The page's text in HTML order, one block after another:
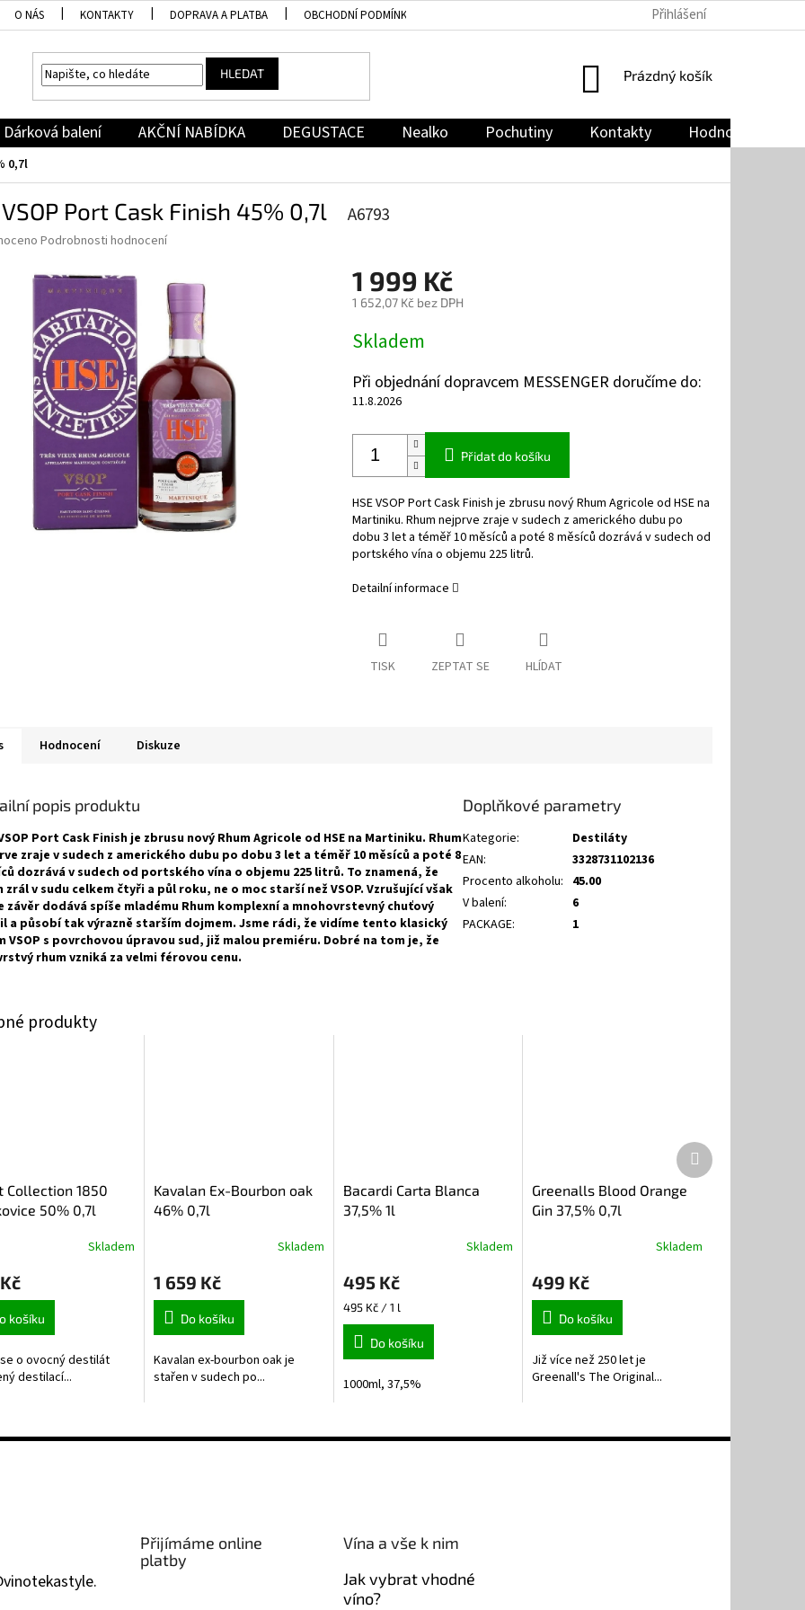
O NÁS KONTAKTY DOPRAVA A PLATBA OBCHODNÍ PODMÍNKY JAK NAKUPOVAT
Přihlášení
HLEDAT
NÁKUPNÍ
Prázdný košík
Dárková balení AKČNÍ NABÍDKA DEGUSTACE Nealko Pochutiny Kontakty Hodnocení
0,7l
VSOP Port Cask Finish 45% 0,7l A6793
Podrobnosti hodnocení
1 999 Kč
1 652,07 Kč bez DPH
cena:
Skladem
Při objednání dopravcem MESSENGER doručíme do:
11.8.2026
Přidat do košíku
HSE VSOP Port Cask Finish je zbrusu nový Rhum Agricole od HSE na
Martiniku. Rhum nejprve zraje v sudech z amerického dubu po
dobu 3 let a téměř 10 měsíců a poté 8 měsíců dozrává v sudech od
portského vína o objemu 225 litrů.
Detailní informace
TISK ZEPTAT SE HLÍDAT
Hodnocení Diskuze
popis produktu
Port Cask Finish je zbrusu nový Rhum Agricole od HSE na Martiniku. Rhum
zraje v sudech z amerického dubu po dobu 3 let a téměř 10 měsíců a poté 8
dozrává v sudech od portského vína o objemu 225 litrů. To znamená, že
zrál v sudu celkem čtyři a půl roku, ne o moc starší než VSOP. Vzrušující však
závěr dodává spíše mladému Rhum komplexní a mnohovrstevný chuťový
a působí tak výrazně starším dojmem. Jsme rádi, že vidíme tento klasický
VSOP s povrchovou úpravou sud, již malou premiéru. Dobré na tom je, že
rhum vzniká za velmi férovou cenu.
Doplňkové parametry
Kategorie:
Destiláty
EAN:
3328731102136
Procento alkoholu: 45.00
V balení:
6
PACKAGE: 1
Collection 1850
50% 0,7l
Skladem
košíku
o ovocný destilát
destilací...
Kavalan Ex-Bourbon oak
46% 0,7l
Skladem
1 659 Kč
Do košíku
Kavalan ex-bourbon oak je
stařen v sudech po...
Bacardi Carta Blanca
37,5% 1l
Skladem
495 Kč
Měrná
cena:
495 Kč / 1 l
Do košíku
1000ml, 37,5%
Greenalls Blood Orange
Gin 37,5% 0,7l
Skladem
499 Kč
Do košíku
Již více než 250 let je
Greenall's The Original...
Další
produkt
vinotekastyle.
Přijímáme online
platby
Vína a vše k nim
Jak vybrat vhodné
víno?